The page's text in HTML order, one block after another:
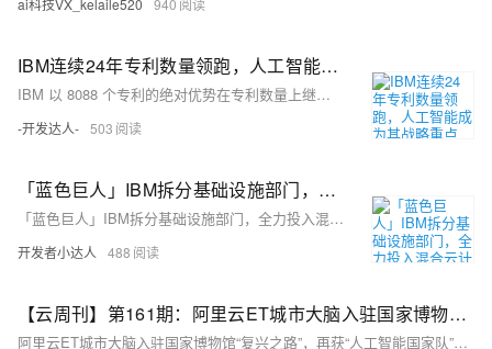
ai科技VX_kelaile520 940
IBM连续24年专利数量领跑，人工智能成为其战略重点
IBM 以 8088 个专利的绝对优势在专利数量上继续领先，在它身后，英特尔和亚马逊正在加速追赶。
-开发达人- 503
「蓝色巨人」IBM拆分基础设施部门，全力投入混合云计算与人工智能
「蓝色巨人」IBM拆分基础设施部门，全力投入混合云计算与人工智能
开发者小达人 488
【云周刊】第161期：阿里云ET城市大脑入驻国家博物馆“复兴之路”，再获“人工智能国家队”认可
阿里云ET城市大脑入驻国家博物馆“复兴之路”，再获“人工智能国家队”认可，双喜临门！2018春节流量破纪录 阿里云CDN被Gartner评定为全球级，758.6G每秒：阿里云成功防御国内最大规模Memcached DDoS反射攻击，一小时完成基于阿里云流计算的实时计算系统搭建 .